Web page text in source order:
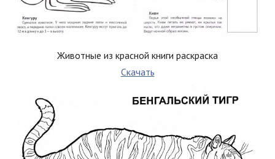
Животные из красной книги раскраска
Скачать